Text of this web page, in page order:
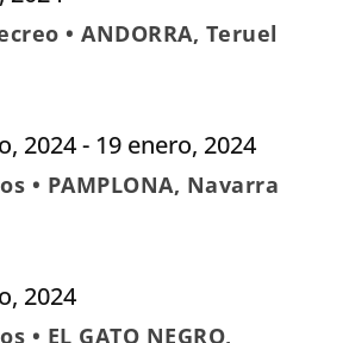
• ANDORRA, Teruel
2024- 19 enero, 2024
• PAMPLONA, Navarra
2024
• EL GATO NEGRO,